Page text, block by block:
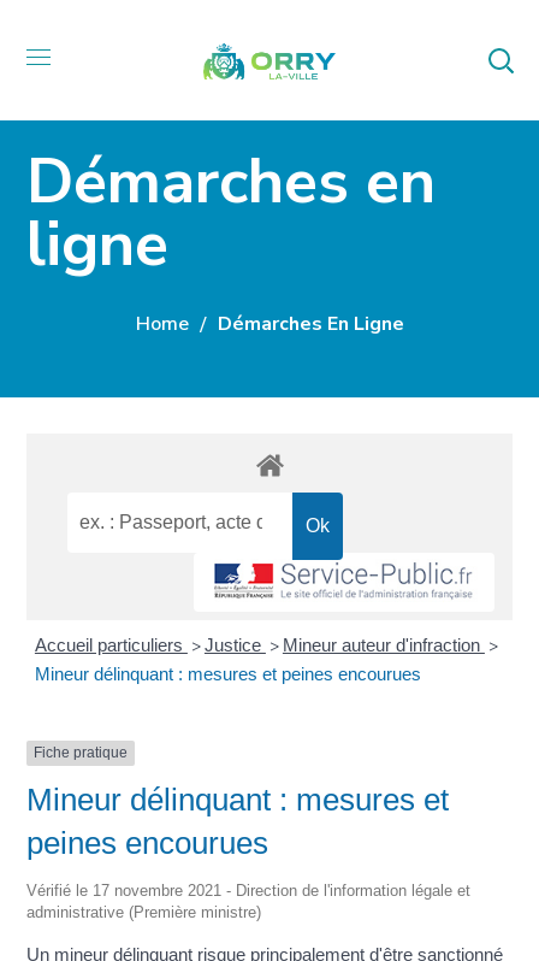
Démarches en
ligne
Home Démarches En Ligne
Accueil particuliers >Justice > Mineur auteur d'infraction >
Mineur délinquant : mesures et peines encourues
Fiche pratique
Mineur délinquant : mesures et
peines encourues
Vérifié le 17 novembre 2021 - Direction de l'information légale et
administrative (Première ministre)
Un mineur délinquant risque principalement d'être sanctionné